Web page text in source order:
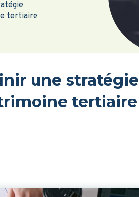
tertiaire
une
tertiaire